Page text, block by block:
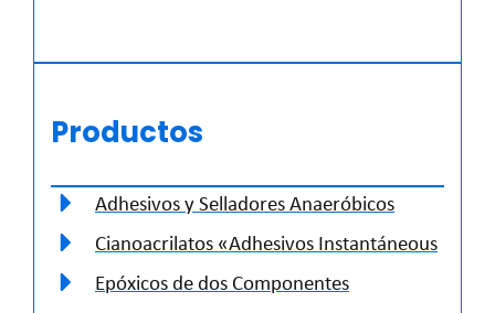
Productos
Adhesivos y Selladores Anaeróbicos
Cianoacrilatos «Adhesivos Instantáneous
Epóxicos de dos Componentes